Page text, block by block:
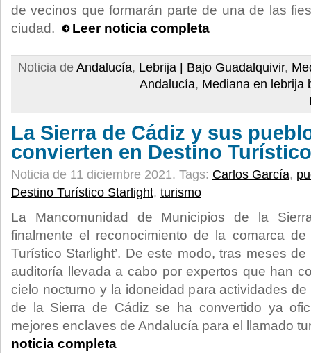
de vecinos que formarán parte de una de las
ciudad.
Leer noticia completa
Noticia de Andalucía, Lebrija | Bajo Guadalquivir,
Andalucía, Mediana en lebrija
La Sierra de Cádiz y sus
convierten en Destino
Noticia de 11 diciembre 2021. Tags: Carlos García,
Destino Turístico Starlight, turismo
La Mancomunidad de Municipios de la
finalmente el reconocimiento de la comarca de
Turístico Starlight’. De este modo, tras meses
auditoría llevada a cabo por expertos que han
cielo nocturno y la idoneidad para actividades
de la Sierra de Cádiz se ha convertido ya
mejores enclaves de Andalucía para el llamado
noticia completa